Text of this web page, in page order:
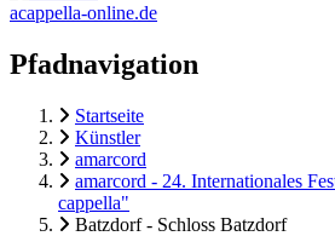
acappella-online.de
Pfadnavigation
Startseite
Künstler
amarcord
amarcord - 24. Internationales
cappella"
Batzdorf - Schloss Batzdorf